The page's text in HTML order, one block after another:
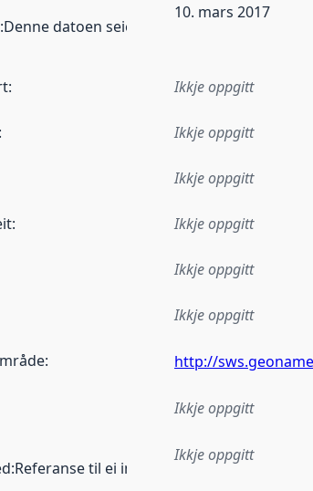
:Denne datoen seier når dataa i dette
10. mars 2017
: Ikkje oppgitt
: Ikkje oppgitt
Ikkje oppgitt
: Ikkje oppgitt
Ikkje oppgitt
Ikkje oppgitt
: http://
Ikkje oppgitt
:Referanse til ei implementeringsregel
Ikkje oppgitt